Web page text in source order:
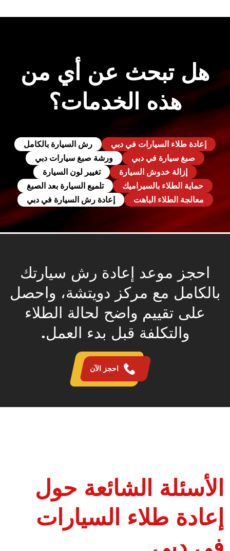
هل تبحث عن أي من
هذه الخدمات؟
إعادة طلاء السيارات في دبي
رش السيارة بالكامل
صبغ سيارة في دبي
ورشة صبغ سيارات دبي
إزالة خدوش السيارة
تغيير لون السيارة
حماية الطلاء بالسيراميك
تلميع السيارة بعد الصبغ
معالجة الطلاء الباهت
إعادة رش السيارة في دبي
احجز موعد إعادة رش سيارتك
بالكامل مع مركز دويتشة، واحصل
على تقييم واضح لحالة الطلاء
والتكلفة قبل بدء العمل.
احجز الآن
الأسئلة الشائعة حول
إعادة طلاء السيارات
في دبي